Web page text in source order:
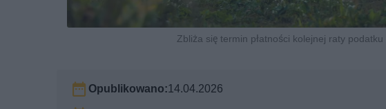
Zbliża się termin płatności kolejnej raty
Opublikowano:14.04.2026